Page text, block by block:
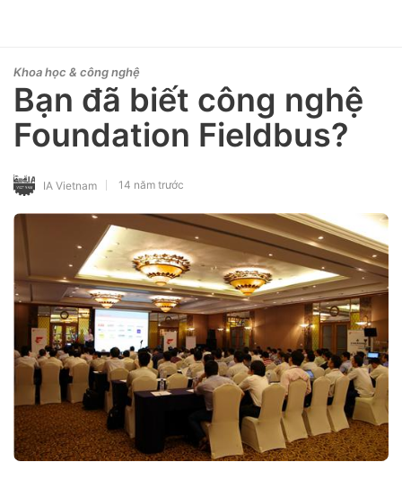
Khoa học & công nghệ
Bạn đã biết công nghệ
Foundation Fieldbus?
IA Vietnam 14 năm trước